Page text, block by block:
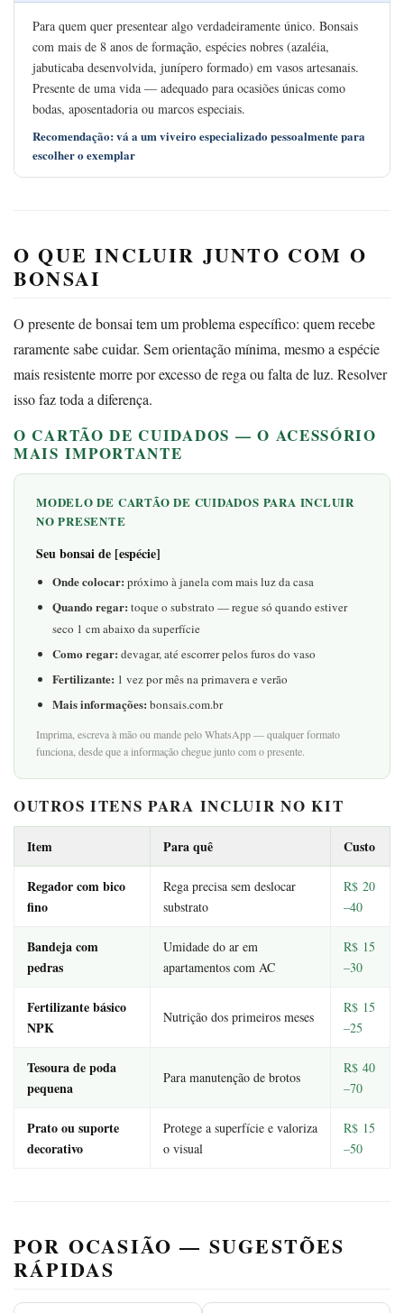
Para quem quer presentear algo verdadeiramente único. Bonsais
com mais de 8 anos de formação, espécies nobres (azaléia,
jabuticaba desenvolvida, junípero formado) em vasos artesanais.
Presente de uma vida — adequado para ocasiões únicas como
bodas, aposentadoria ou marcos especiais.
Recomendação: vá a um viveiro especializado pessoalmente para
escolher o exemplar
O QUE INCLUIR JUNTO COM O
BONSAI
O presente de bonsai tem um problema específico: quem recebe
raramente sabe cuidar. Sem orientação mínima, mesmo a espécie
mais resistente morre por excesso de rega ou falta de luz. Resolver
isso faz toda a diferença.
O CARTÃO DE CUIDADOS — O ACESSÓRIO
MAIS IMPORTANTE
MODELO DE CARTÃO DE CUIDADOS PARA INCLUIR
NO PRESENTE
Seu bonsai de [espécie]
Onde colocar: próximo à janela com mais luz da casa
Quando regar: toque o substrato — regue só quando estiver
seco 1 cm abaixo da superfície
Como regar: devagar, até escorrer pelos furos do vaso
Fertilizante: 1 vez por mês na primavera e verão
Mais informações: bonsais.com.br
Imprima, escreva à mão ou mande pelo WhatsApp — qualquer formato
funciona, desde que a informação chegue junto com o presente.
OUTROS ITENS PARA INCLUIR NO KIT
Item Para quê Custo
Regador com bico
fino
Rega precisa sem deslocar
substrato
R$ 20
–40
Bandeja com
pedras
Umidade do ar em
apartamentos com AC
R$ 15
–30
Fertilizante básico
NPK
Nutrição dos primeiros meses
R$ 15
–25
Tesoura de poda
pequena
Para manutenção de brotos
R$ 40
–70
Prato ou suporte
decorativo
Protege a superfície e valoriza
o visual
R$ 15
–50
POR OCASIÃO — SUGESTÕES
RÁPIDAS